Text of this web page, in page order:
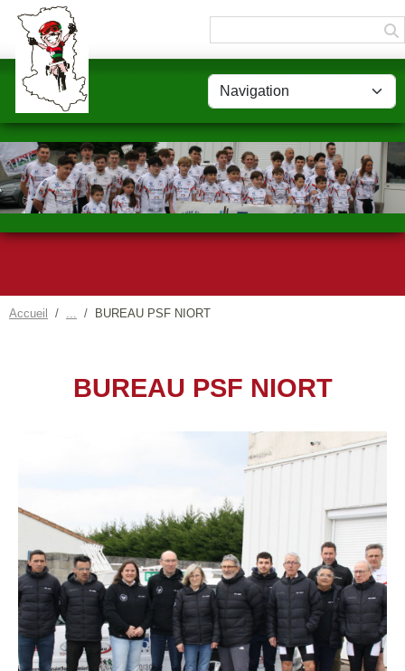
Accueil BUREAU PSF NIORT
BUREAU PSF NIORT
Panneau de gestion des cookies